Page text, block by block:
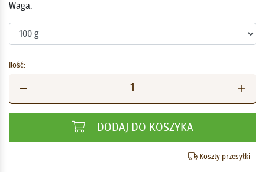
Waga:
Ilość:
DODAJ DO KOSZYKA
Koszty przesyłki